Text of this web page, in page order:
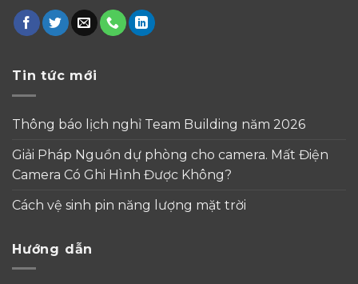
Tin tức mới
Thông báo lịch nghỉ Team Building năm 2026
Giải Pháp Nguồn dự phòng cho camera. Mất Điện
Camera Có Ghi Hình Được Không?
Cách vệ sinh pin năng lượng mặt trời
Hướng dẫn